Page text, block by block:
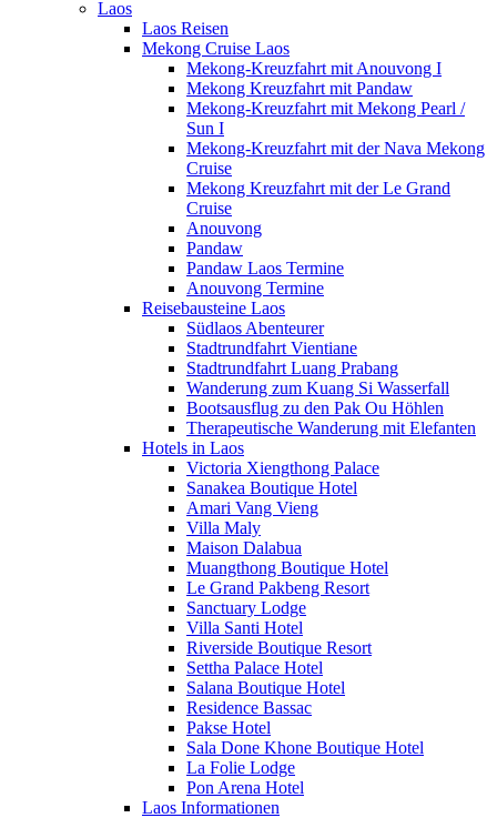
Laos
Laos Reisen
Mekong Cruise Laos
Mekong-Kreuzfahrt mit Anouvong I
Mekong Kreuzfahrt mit Pandaw
Mekong-Kreuzfahrt mit Mekong Pearl /
Sun I
Mekong-Kreuzfahrt mit der Nava Mekong
Cruise
Mekong Kreuzfahrt mit der Le Grand
Cruise
Anouvong
Pandaw
Pandaw Laos Termine
Anouvong Termine
Reisebausteine Laos
Südlaos Abenteurer
Stadtrundfahrt Vientiane
Stadtrundfahrt Luang Prabang
Wanderung zum Kuang Si Wasserfall
Bootsausflug zu den Pak Ou Höhlen
Therapeutische Wanderung mit Elefanten
Hotels in Laos
Victoria Xiengthong Palace
Sanakea Boutique Hotel
Amari Vang Vieng
Villa Maly
Maison Dalabua
Muangthong Boutique Hotel
Le Grand Pakbeng Resort
Sanctuary Lodge
Villa Santi Hotel
Riverside Boutique Resort
Settha Palace Hotel
Salana Boutique Hotel
Residence Bassac
Pakse Hotel
Sala Done Khone Boutique Hotel
La Folie Lodge
Pon Arena Hotel
Laos Informationen